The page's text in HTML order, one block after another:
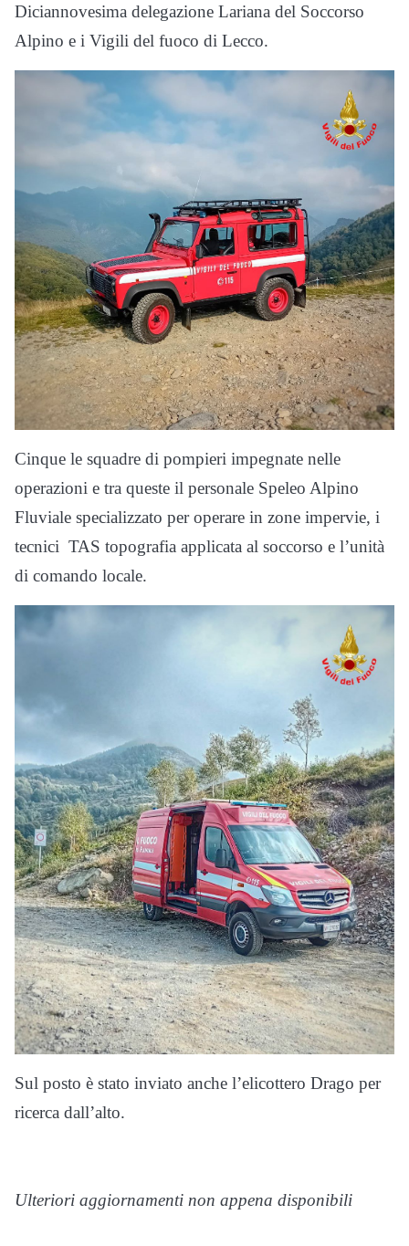
Diciannovesima delegazione Lariana del Soccorso
Alpino e i Vigili del fuoco di Lecco.
Cinque le squadre di pompieri impegnate nelle
operazioni e tra queste il personale Speleo Alpino
Fluviale specializzato per operare in zone impervie, i
tecnici TAS topografia applicata al soccorso e l’unità
di comando locale.
Sul posto è stato inviato anche l’elicottero Drago per
ricerca dall’alto.
Ulteriori aggiornamenti non appena disponibili